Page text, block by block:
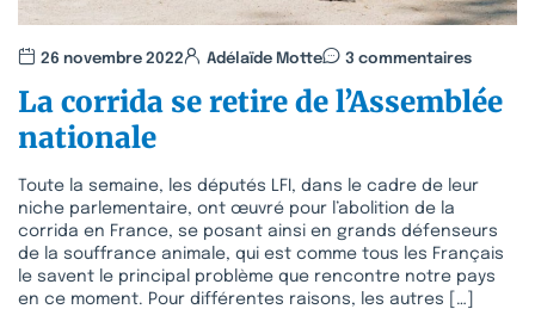
26 novembre 2022 Adélaïde Motte 3 commentaires
La corrida se retire de l’Assemblée
nationale
Toute la semaine, les députés LFI, dans le cadre de leur
niche parlementaire, ont œuvré pour l’abolition de la
corrida en France, se posant ainsi en grands défenseurs
de la souffrance animale, qui est comme tous les Français
le savent le principal problème que rencontre notre pays
en ce moment. Pour différentes raisons, les autres […]